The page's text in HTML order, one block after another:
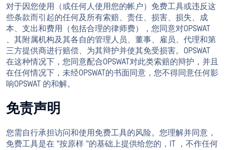
对于因您使用（或任何人使用您的帐户）免费工具或违反这
些条款而引起的任何及所有索赔、责任、损害、损失、成
本、支出和费用（包括合理的律师费），您同意对OPSWAT
、其附属机构及其各自的管理人员、董事、雇员、代理和第
三方提供商进行赔偿、为其辩护并使其免受损害。OPSWAT
在这种情况下，您同意配合OPSWAT对此类索赔的辩护，并且
在任何情况下，未经OPSWAT的书面同意，您不得同意任何影
响OPSWAT 的和解。
免责声明
您需自行承担访问和使用免费工具的风险。您理解并同意，
免费工具是在 "按原样 "的基础上提供给您的，IT ，不作任何